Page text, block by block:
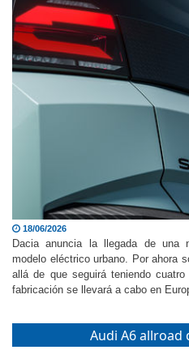
18/06/2026
Dacia anuncia la llegada de una
modelo eléctrico urbano. Por ahora
allá de que seguirá teniendo